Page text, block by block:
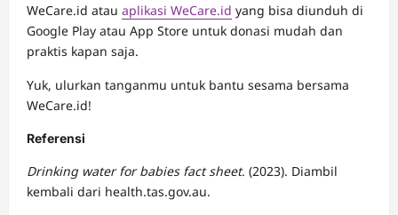
WeCare.id atau aplikasi WeCare.id yang bisa diunduh di
Google Play atau App Store untuk donasi mudah dan
praktis kapan saja.
Yuk, ulurkan tanganmu untuk bantu sesama bersama
WeCare.id!
Referensi
Drinking water for babies fact sheet. (2023). Diambil
kembali dari health.tas.gov.au.